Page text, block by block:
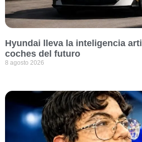
Hyundai lleva la inteligencia
coches del futuro
8 agosto 2026